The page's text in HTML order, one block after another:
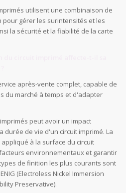
utilisent une combinaison de
pour gérer les surintensités et les
la sécurité et la fiabilité de la carte
après-vente complet, capable de
du marché à temps et d'adapter
peut avoir un impact
durée de vie d'un circuit imprimé. La
à la surface du circuit
environnementaux et garantir
de finition les plus courants sont
(Electroless Nickel Immersion
Preservative).